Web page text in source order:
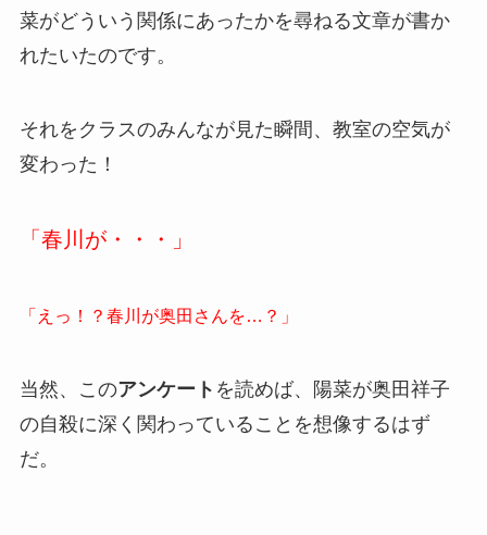
菜がどういう関係にあったかを尋ねる文章が書か
れたいたのです。
それをクラスのみんなが見た瞬間、教室の空気が
変わった！
「春川が・・・」
「えっ！？春川が奥田さんを…？」
当然、このアンケート を読めば、陽菜が奥田祥子
の自殺に深く関わっていることを想像するはず
だ。